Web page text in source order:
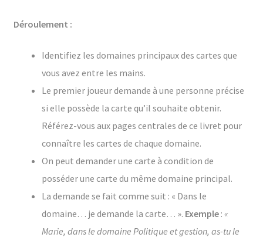
Déroulement :
Identifiez les domaines principaux des cartes que
vous avez entre les mains.
Le premier joueur demande à une personne précise
si elle possède la carte qu’il souhaite obtenir.
Référez-vous aux pages centrales de ce livret pour
connaître les cartes de chaque domaine.
On peut demander une carte à condition de
posséder une carte du même domaine principal.
La demande se fait comme suit : « Dans le
domaine… je demande la carte… ». Exemple: «
Marie, dans le domaine Politique et gestion, as-tu le